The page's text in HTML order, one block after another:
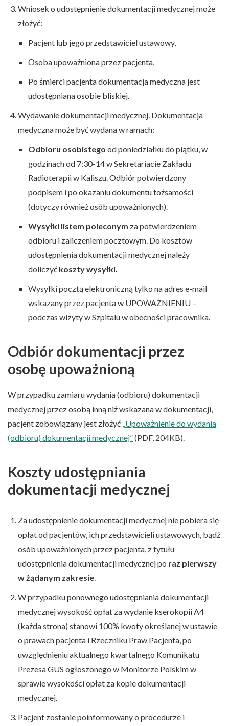
Wniosek o udostępnienie dokumentacji medycznej może
złożyć:
Pacjent lub jego przedstawiciel ustawowy,
Osoba upoważniona przez pacjenta,
Po śmierci pacjenta dokumentacja medyczna jest
udostępniana osobie bliskiej.
Wydawanie dokumentacji medycznej. Dokumentacja
medyczna może być wydana w ramach:
Odbioru osobistego od poniedziałku do piątku, w
godzinach od 7:30-14 w Sekretariacie Zakładu
Radioterapii w Kaliszu. Odbiór potwierdzony
podpisem i po okazaniu dokumentu tożsamości
(dotyczy również osób upoważnionych).
Wysyłki listem poleconym za potwierdzeniem
odbioru i zaliczeniem pocztowym. Do kosztów
udostępnienia dokumentacji medycznej należy
doliczyć koszty wysyłki.
Wysyłki pocztą elektroniczną tylko na adres e-mail
wskazany przez pacjenta w UPOWAŻNIENIU –
podczas wizyty w Szpitalu w obecności pracownika.
Odbiór dokumentacji przez
osobę upoważnioną
W przypadku zamiaru wydania (odbioru) dokumentacji
medycznej przez osobą inną niż wskazana w dokumentacji,
pacjent zobowiązany jest złożyć „Upoważnienie do wydania
(odbioru) dokumentacji medycznej”(PDF, 204KB).
Koszty udostępniania
dokumentacji medycznej
Za udostępnienie dokumentacji medycznej nie pobiera się
opłat od pacjentów, ich przedstawicieli ustawowych, bądź
osób upoważnionych przez pacjenta, z tytułu
udostępnienia dokumentacji medycznej po raz pierwszy
w żądanym zakresie.
W przypadku ponownego udostępniania dokumentacji
medycznej wysokość opłat za wydanie kserokopii A4
(każda strona) stanowi 100% kwoty określanej w ustawie
o prawach pacjenta i Rzeczniku Praw Pacjenta, po
uwzględnieniu aktualnego kwartalnego Komunikatu
Prezesa GUS ogłoszonego w Monitorze Polskim w
sprawie wysokości opłat za kopie dokumentacji
medycznej.
Pacjent zostanie poinformowany o procedurze i